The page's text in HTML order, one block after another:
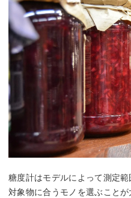
糖度計はモデルによって測定
対象物に合うモノを選ぶこと